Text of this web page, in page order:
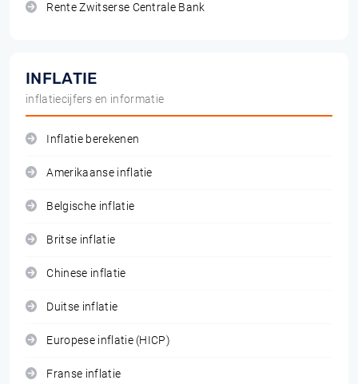
Rente Zwitserse Centrale Bank
INFLATIE
inflatiecijfers en informatie
Inflatie berekenen
Amerikaanse inflatie
Belgische inflatie
Britse inflatie
Chinese inflatie
Duitse inflatie
Europese inflatie (HICP)
Franse inflatie